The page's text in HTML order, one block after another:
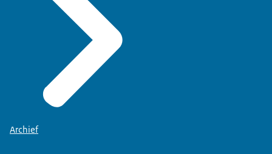
Archief